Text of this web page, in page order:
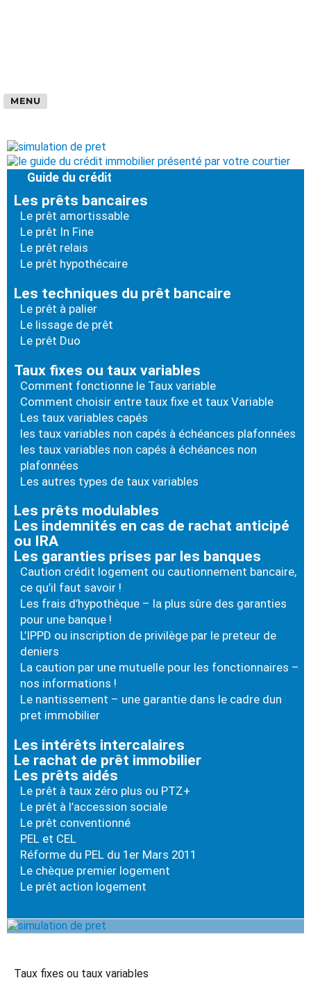
MENU
Guide du crédit
Les prêts bancaires
Le prêt amortissable
Le prêt In Fine
Le prêt relais
Le prêt hypothécaire
Les techniques du prêt bancaire
Le prêt à palier
Le lissage de prêt
Le prêt Duo
Taux fixes ou taux variables
Comment fonctionne le Taux variable
Comment choisir entre taux fixe et taux Variable
Les taux variables capés
les taux variables non capés à échéances plafonnées
les taux variables non capés à échéances non
plafonnées
Les autres types de taux variables
Les prêts modulables
Les indemnités en cas de rachat anticipé
ou IRA
Les garanties prises par les banques
Caution crédit logement ou cautionnement bancaire,
ce qu’il faut savoir !
Les frais d’hypothèque – la plus sûre des garanties
pour une banque !
L’IPPD ou inscription de privilège par le preteur de
deniers
La caution par une mutuelle pour les fonctionnaires –
nos informations !
Le nantissement – une garantie dans le cadre dun
pret immobilier
Les intérêts intercalaires
Le rachat de prêt immobilier
Les prêts aidés
Le prêt à taux zéro plus ou PTZ+
Le prêt à l’accession sociale
Le prêt conventionné
PEL et CEL
Réforme du PEL du 1er Mars 2011
Le chèque premier logement
Le prêt action logement
Taux fixes ou taux variables